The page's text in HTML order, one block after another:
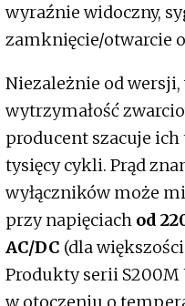
wyraźnie widoczny,
zamknięcie/otwarcie
Niezależnie od wersji,
wytrzymałość
producent szacuje ich
tysięcy cykli. Prąd
wyłączników może
przy napięciach od
AC/DC (dla
Produkty serii S200M
w otoczeniu o